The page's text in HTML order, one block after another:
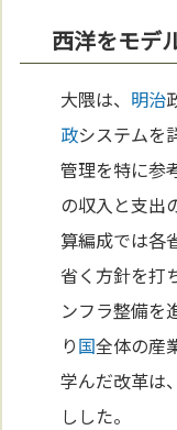
西洋をモデ
大隈は、 明治
政システムを
管理を特に参
の収入と支出
算編成では各
省く方針を打
ンフラ整備を
り国全体の産
学んだ改革は
しした。